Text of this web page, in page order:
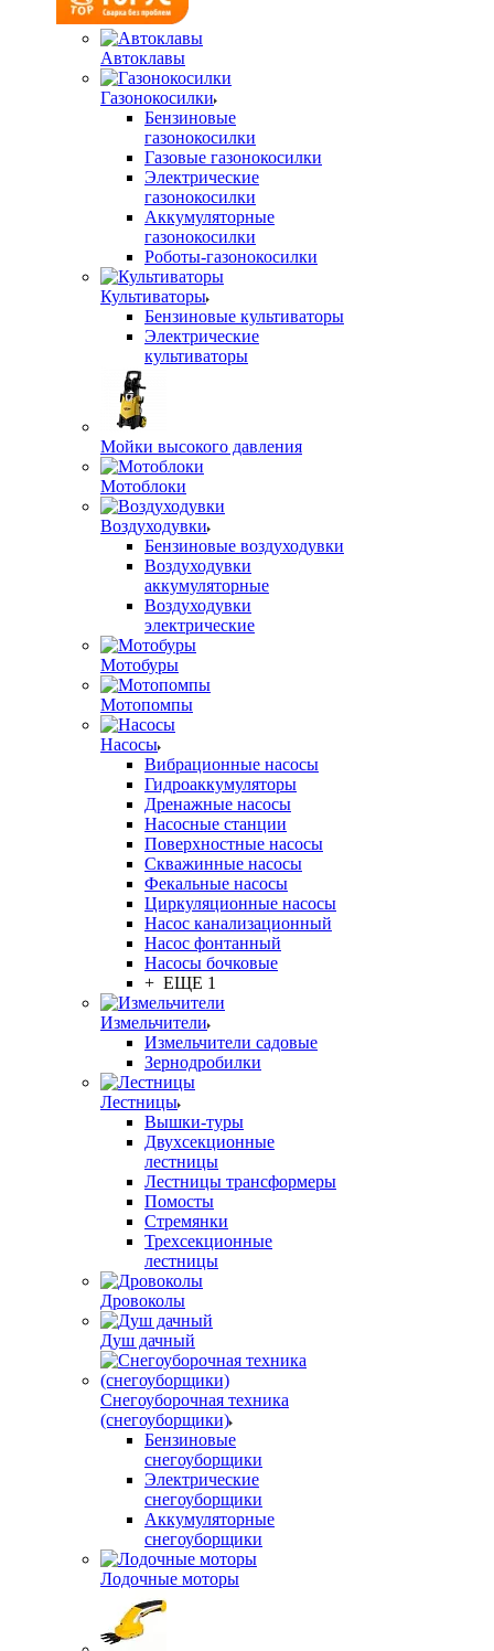
Автоклавы
Газонокосилки
Бензиновые
газонокосилки
Газовые газонокосилки
Электрические
газонокосилки
Аккумуляторные
газонокосилки
Роботы-газонокосилки
Культиваторы
Бензиновые культиваторы
Электрические
культиваторы
Мойки высокого давления
Мотоблоки
Воздуходувки
Бензиновые воздуходувки
Воздуходувки
аккумуляторные
Воздуходувки
электрические
Мотобуры
Мотопомпы
Насосы
Вибрационные насосы
Гидроаккумуляторы
Дренажные насосы
Насосные станции
Поверхностные насосы
Скважинные насосы
Фекальные насосы
Циркуляционные насосы
Насос канализационный
Насос фонтанный
Насосы бочковые
+ ЕЩЕ 1
Измельчители
Измельчители садовые
Зернодробилки
Лестницы
Вышки-туры
Двухсекционные
лестницы
Лестницы трансформеры
Помосты
Стремянки
Трехсекционные
лестницы
Дровоколы
Душ дачный
Снегоуборочная техника
(снегоуборщики)
Бензиновые
снегоуборщики
Электрические
снегоуборщики
Аккумуляторные
снегоуборщики
Лодочные моторы